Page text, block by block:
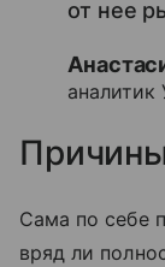
от нее
Сама по себе
вряд ли